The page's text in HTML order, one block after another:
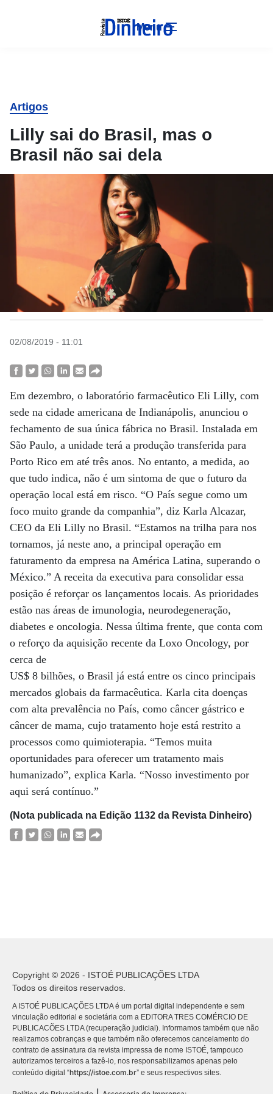
Menu
Artigos
Lilly sai do Brasil, mas o
Brasil não sai dela
02/08/2019 - 11:01
Em dezembro, o laboratório farmacêutico Eli Lilly, com
sede na cidade americana de Indianápolis, anunciou o
fechamento de sua única fábrica no Brasil. Instalada em
São Paulo, a unidade terá a produção transferida para
Porto Rico em até três anos. No entanto, a medida, ao
que tudo indica, não é um sintoma de que o futuro da
operação local está em risco. “O País segue como um
foco muito grande da companhia”, diz Karla Alcazar,
CEO da Eli Lilly no Brasil. “Estamos na trilha para nos
tornamos, já neste ano, a principal operação em
faturamento da empresa na América Latina, superando o
México.” A receita da executiva para consolidar essa
posição é reforçar os lançamentos locais. As prioridades
estão nas áreas de imunologia, neurodegeneração,
diabetes e oncologia. Nessa última frente, que conta com
o reforço da aquisição recente da Loxo Oncology, por
cerca de
US$ 8 bilhões, o Brasil já está entre os cinco principais
mercados globais da farmacêutica. Karla cita doenças
com alta prevalência no País, como câncer gástrico e
câncer de mama, cujo tratamento hoje está restrito a
processos como quimioterapia. “Temos muita
oportunidades para oferecer um tratamento mais
humanizado”, explica Karla. “Nosso investimento por
aqui será contínuo.”
(Nota publicada na Edição 1132 da Revista Dinheiro)
Copyright © 2026 - ISTOÉ PUBLICAÇÕES LTDA
Todos os direitos reservados.
A ISTOÉ PUBLICAÇÕES LTDA é um portal digital independente e sem
vinculação editorial e societária com a EDITORA TRES COMÉRCIO DE
PUBLICACÕES LTDA (recuperação judicial). Informamos também que não
realizamos cobranças e que também não oferecemos cancelamento do
contrato de assinatura da revista impressa de nome ISTOÉ, tampouco
autorizamos terceiros a fazê-lo, nos responsabilizamos apenas pelo
conteúdo digital “https://istoe.com.br” e seus respectivos sites.